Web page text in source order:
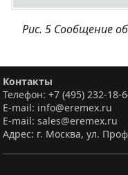
Рис. 5 Сообщение
Контакты
Телефон: +7 (495) 232-18-
E-mail: info@eremex.ru
E-mail: sales@eremex.ru
Адрес: г. Москва, ул.